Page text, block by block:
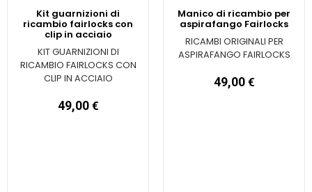
Kit guarnizioni di
ricambio fairlocks con
clip in acciaio
KIT GUARNIZIONI DI
RICAMBIO FAIRLOCKS CON
CLIP IN ACCIAIO
49,00 €
Manico di ricambio per
aspirafango Fairlocks
RICAMBI ORIGINALI PER
ASPIRAFANGO FAIRLOCKS
49,00 €